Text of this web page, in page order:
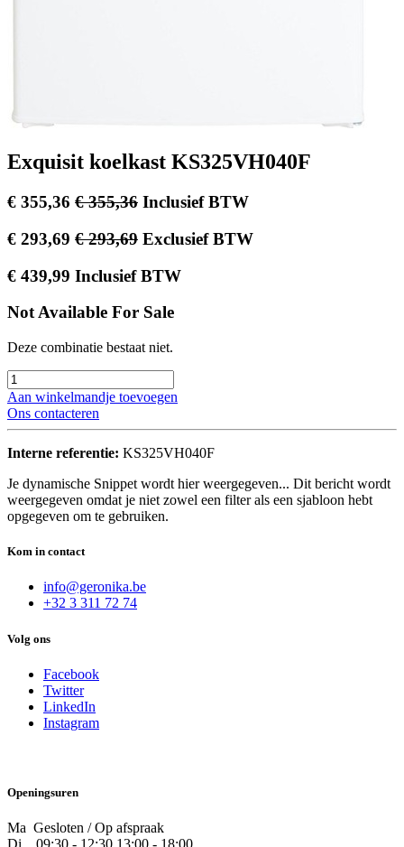
Exquisit koelkast KS325VH040F
€ 355,36 €355,36 Inclusief BTW
€ 293,69 €293,69 Exclusief BTW
€ 439,99 Inclusief BTW
Not Available For Sale
Deze combinatie bestaat niet.
Aan winkelmandje toevoegen
Ons contacteren
Interne referentie: KS325VH040F
Je dynamische Snippet wordt hier weergegeven... Dit bericht wordt
weergegeven omdat je niet zowel een filter als een sjabloon hebt
opgegeven om te gebruiken.
Kom in contact
info@geronika.be
+32 3 311 72 74
Volg ons
Facebook
Twitter
LinkedIn
Instagram
Openingsuren
Ma Gesloten / Op afspraak